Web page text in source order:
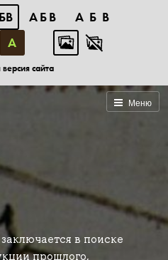
АБВ
АБВ
А
сайта
Меню
в поиске
прошлого,